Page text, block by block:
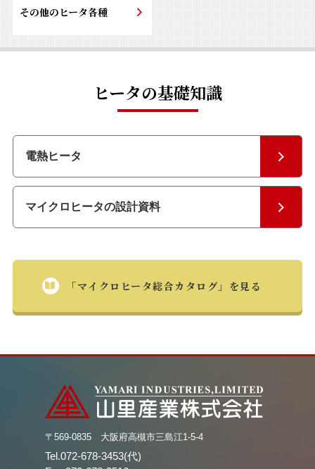
その他のヒータ各種
ヒータの基礎知識
電熱ヒータ
マイクロヒータの設計資料
「マイクロヒータ総合カタログ」を見る
〒569-0835 大阪府高槻市三島江1-5-4
Tel.072-678-3453(代)